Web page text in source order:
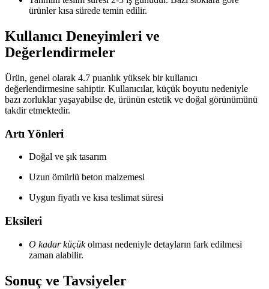
ürünler kısa sürede temin edilir.
Kullanıcı Deneyimleri ve
Değerlendirmeler
Ürün, genel olarak 4.7 puanlık yüksek bir kullanıcı
değerlendirmesine sahiptir. Kullanıcılar, küçük boyutu nedeniyle
bazı zorluklar yaşayabilse de, ürünün estetik ve doğal görünümünü
takdir etmektedir.
Artı Yönleri
Doğal ve şık tasarım
Uzun ömürlü beton malzemesi
Uygun fiyatlı ve kısa teslimat süresi
Eksileri
O kadar küçükolması nedeniyle detayların fark edilmesi
zaman alabilir.
Sonuç ve Tavsiyeler